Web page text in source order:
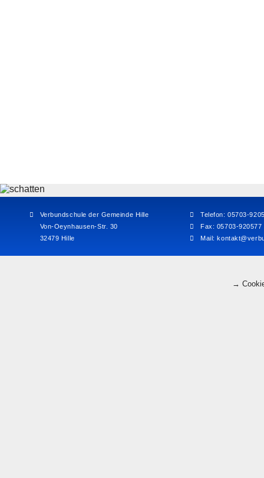
Verbundschule der Gemeinde Hille
Von-Oeynhausen-Str. 30
32479 Hille
Telefon: 05703-
Fax: 05703-920577
Mail:
→